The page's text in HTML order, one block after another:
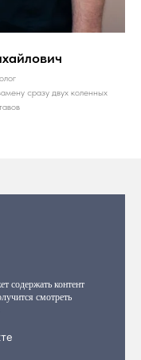
сразу двух коленных